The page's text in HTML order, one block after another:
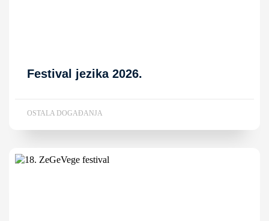
Festival jezika 2026.
OSTALA DOGAĐANJA